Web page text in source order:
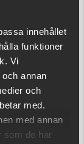
innehållet
funktioner
Vi
annan
och
med.
med annan
som de har
FEW LEFT